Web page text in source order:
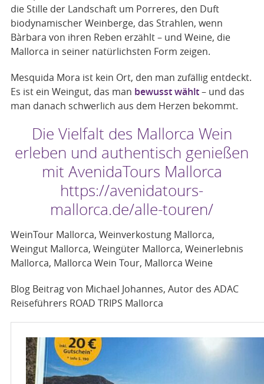
die Stille der Landschaft um Porreres, den Duft
biodynamischer Weinberge, das Strahlen, wenn
Bàrbara von ihren Reben erzählt – und Weine, die
Mallorca in seiner natürlichsten Form zeigen.
Mesquida Mora ist kein Ort, den man zufällig entdeckt.
Es ist ein Weingut, das man bewusst wählt– und das
man danach schwerlich aus dem Herzen bekommt.
Die Vielfalt des Mallorca Wein
erleben und authentisch genießen
mit AvenidaTours Mallorca
https://avenidatours-
mallorca.de/alle-touren/
WeinTour Mallorca, Weinverkostung Mallorca,
Weingut Mallorca, Weingüter Mallorca, Weinerlebnis
Mallorca, Mallorca Wein Tour, Mallorca Weine
Blog Beitrag von Michael Johannes, Autor des ADAC
Reiseführers ROAD TRIPS Mallorca